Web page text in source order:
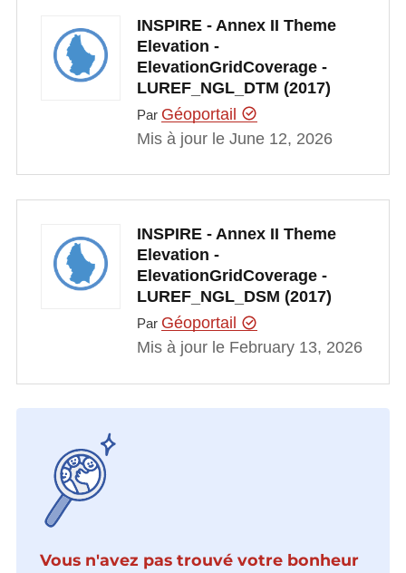
INSPIRE - Annex II Theme
Elevation -
ElevationGridCoverage -
LUREF_NGL_DTM (2017)
Par Géoportail
Mis à jour le June 12, 2026
INSPIRE - Annex II Theme
Elevation -
ElevationGridCoverage -
LUREF_NGL_DSM (2017)
Par Géoportail
Mis à jour le February 13, 2026
Vous n'avez pas trouvé votre bonheur